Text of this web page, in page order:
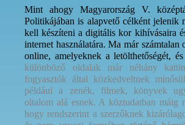
Mint ahogy Magyarország V.
Politikájában is alapvető célként jelenik
kell készíteni a digitális kor kihívásaira
internet használatára. Ma már számtalan
online, amelyeknek a letölthetőségét,
különböző oldalak már néhány
fogyasztók által közkedveltnek
például a zenék, filmek, könyvek
oltalom alá esnek. A köztudatban máig
hogy rendszerint a szerzőknek